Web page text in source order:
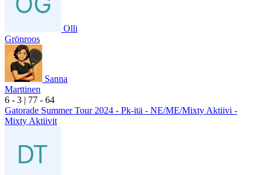
Olli
Grönroos
Sanna
Marttinen
6 - 3 | 77 - 64
Gatorade Summer Tour 2024 - Pk-itä - NE/ME/Mixty Aktiivi -
Mixty Aktiivit